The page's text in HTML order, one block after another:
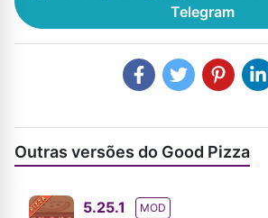
Telegram
Outras versões do Good Pizza
5.25.1
MOD